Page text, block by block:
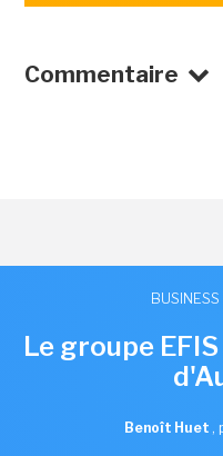
Commentaire
BUSINESS
Le groupe
Benoît Huet ,